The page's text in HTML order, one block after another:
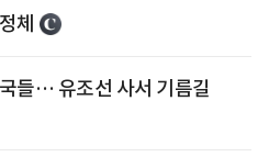
체
들… 유조선 사서 기름길